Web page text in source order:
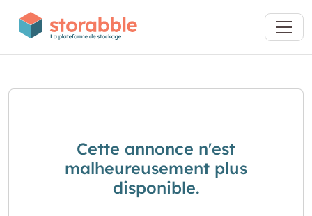
Cette annonce n'est
malheureusement plus
disponible.